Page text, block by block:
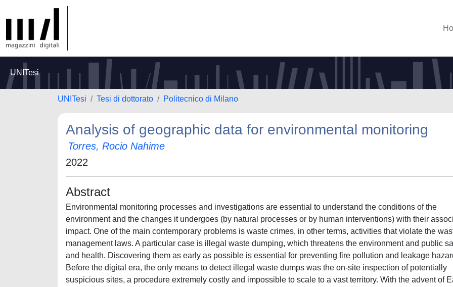
UNITesi
UNITesi Tesi di dottorato Politecnico di Milano
Analysis of geographic data for environmental monitoring
Torres, Rocio Nahime
2022
Abstract
Environmental monitoring processes and investigations are essential to understand the conditions of the
environment and the changes it undergoes (by natural processes or by human interventions) with their
impact. One of the main contemporary problems is waste crimes, in other terms, activities that violate the
management laws. A particular case is illegal waste dumping, which threatens the environment and public
and health. Discovering them as early as possible is essential for preventing fire pollution and leakage
Before the digital era, the only means to detect illegal waste dumps was the on-site inspection of potentially
suspicious sites, a procedure extremely costly and impossible to scale to a vast territory. With the advent of